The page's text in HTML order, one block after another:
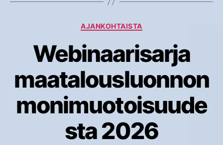
Kategoriat
AJANKOHTAISTA
Webinaarisarja
maatalousluonnon
monimuotoisuude
sta 2026